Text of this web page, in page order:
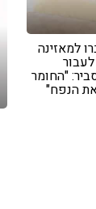
למאזינה
"החומר
הנפח"